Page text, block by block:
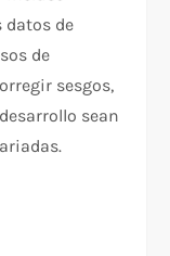
datos de
de
sesgos,
sean